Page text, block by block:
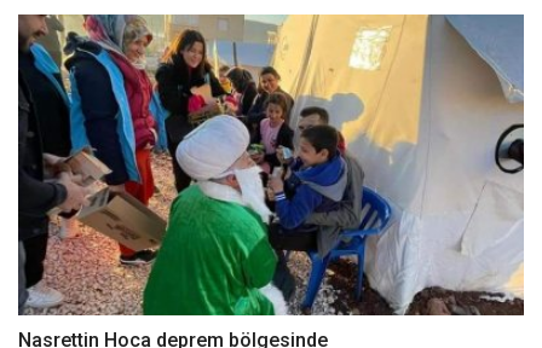
Nasrettin Hoca deprem bölgesinde